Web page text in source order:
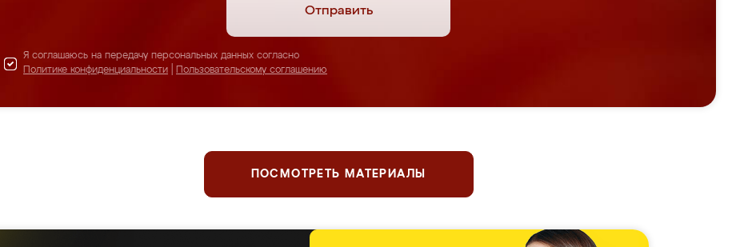
Отправить
Я соглашаюсь на передачу персональных данных согласно
Политике конфиденциальности
Пользовательскому соглашению
ПОСМОТРЕТЬ МАТЕРИАЛЫ